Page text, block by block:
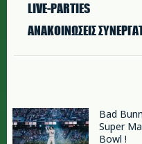
LIVE-PARTIES
ΑΝΑΚΟΙΝΩΣΕΙΣ
Bad
Super
Bowl !